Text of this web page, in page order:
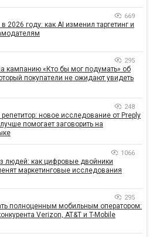
669
2026 году: как AI изменил таргетинг и
295
кампанию «Кто бы мог подумать» об
покупатели не ожидают увидеть
248
новое исследование от Preply
помогает заговорить на
1066
людей: как цифровые двойники
маркетинговые исследования
295
полноценным мобильным оператором:
Verizon, AT&T и T-Mobile